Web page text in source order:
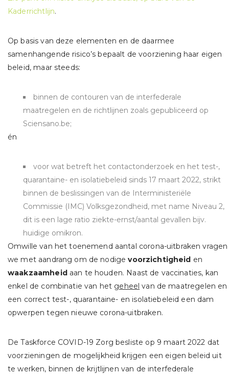
Kaderrichtlijn.
Op basis van deze elementen en de daarmee
samenhangende risico’s bepaalt de voorziening haar eigen
beleid, maar steeds:
binnen de contouren van de interfederale
maatregelen en de richtlijnen zoals gepubliceerd op
Sciensano.be;
én
voor wat betreft het contactonderzoek en het test-,
quarantaine- en isolatiebeleid sinds 17 maart 2022, strikt
binnen de beslissingen van de Interministeriële
Commissie (IMC) Volksgezondheid, met name Niveau 2,
dit is een lage ratio ziekte-ernst/aantal gevallen bijv.
huidige omikron.
Omwille van het toenemend aantal corona-uitbraken vragen
we met aandrang om de nodigevoorzichtigheid en
waakzaamheidaan te houden. Naast de vaccinaties, kan
enkel de combinatie van het geheel van de maatregelen en
een correct test-, quarantaine- en isolatiebeleid een dam
opwerpen tegen nieuwe corona-uitbraken.
De Taskforce COVID-19 Zorg besliste op 9 maart 2022 dat
voorzieningen de mogelijkheid krijgen een eigen beleid uit
te werken, binnen de krijtlijnen van de interfederale